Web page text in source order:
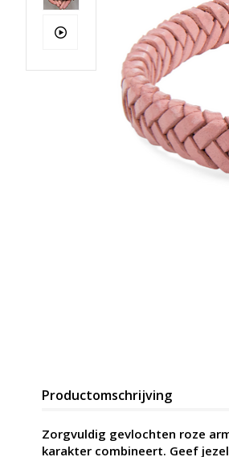
Productomschrijving
Zorgvuldig gevlochten roze
karakter combineert. Geef